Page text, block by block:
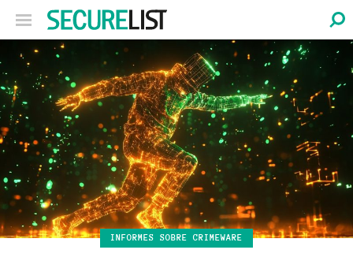
INFORMES SOBRE CRIMEWARE